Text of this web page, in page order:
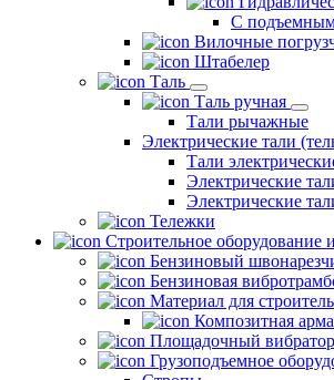
С
Вилочные
Штабелер
Таль
Таль ручная
Тали рычажные
Электрические тали
Тали
Электрические
Электрические
Тележки
Строительное оборудование
Бензиновый
Бензиновая
Материал для
Композитная
Площадочный вибратор
Грузоподъемное